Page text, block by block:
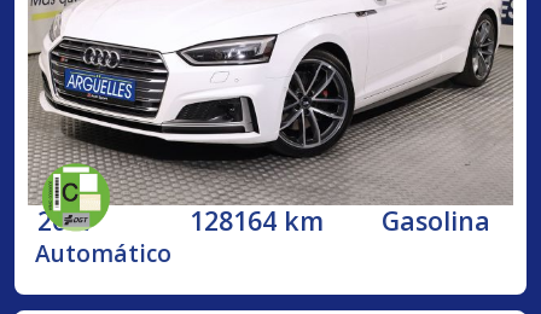
2017 128164 km Gasolina
Automático